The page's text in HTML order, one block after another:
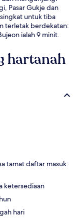
Pasar Gukje dan
untuk tiba
terletak berdekatan:
ialah 9 minit.
hartanah
tamat daftar masuk:
ketersediaan
hari